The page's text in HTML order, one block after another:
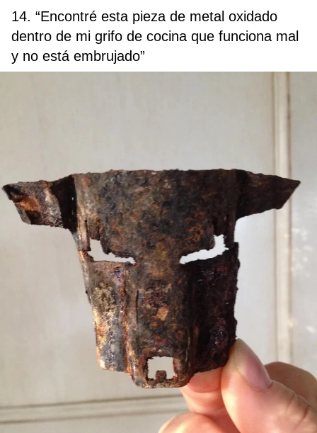
14. “Encontré esta pieza de metal oxidado
dentro de mi grifo de cocina que funciona mal
y no está embrujado”